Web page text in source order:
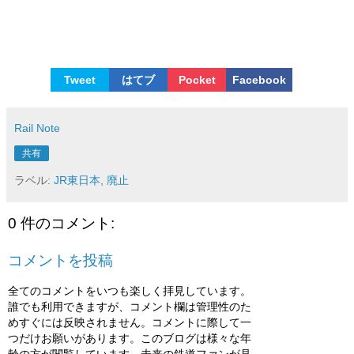
Tweet はてブ Pocket Facebook
Rail Note
共有
ラベル: JR東日本 廃止
0 件のコメント:
コメントを投稿
全てのコメントをいつも楽しく拝見しています。
誰でも利用できますが、コメント欄は管理性のた
めすぐには反映されません。コメントに際して一
つだけお願いがあります。このブログは様々な年